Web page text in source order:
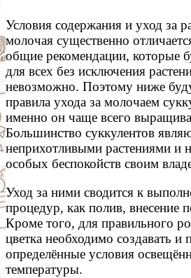
Условия содержания и уход за
молочая существенно
общие рекомендации, которые
для всех без исключения
невозможно. Поэтому ниже
правила ухода за молочаем
именно он чаще всего
Большинство суккулентов
неприхотливыми растениями и
особых беспокойств своим
Уход за ними сводится к
процедур, как полив, внесение
Кроме того, для правильного
цветка необходимо создавать и
определённые условия
температуры.